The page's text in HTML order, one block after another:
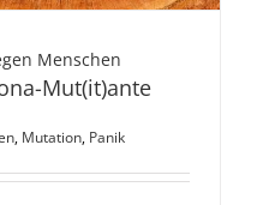
Menschen
Mut(it)ante
, Mutation, Panik